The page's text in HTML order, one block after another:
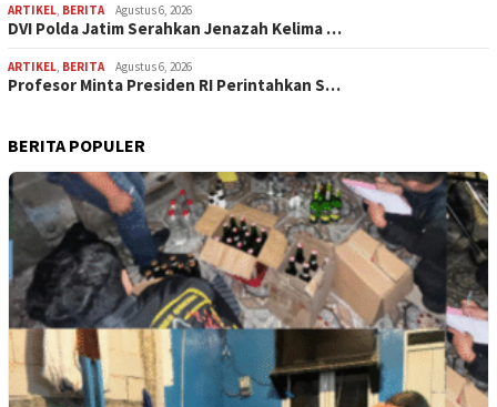
ARTIKEL, BERITA Agustus 6, 2026
DVI Polda Jatim Serahkan Jenazah Kelima …
ARTIKEL, BERITA Agustus 6, 2026
Profesor Minta Presiden RI Perintahkan S…
BERITA POPULER